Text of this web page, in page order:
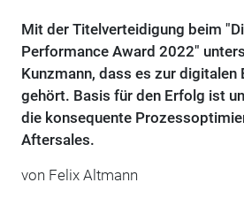
Mit der Titelverteidigung beim
Performance Award 2022"
Kunzmann, dass es zur digitalen
gehört. Basis für den Erfolg ist
die konsequente
Aftersales.
von Felix Altmann